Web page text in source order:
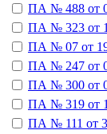
ПА № 488 от
ПА № 323 от
ПА № 07 от
ПА № 247 от
ПА № 300 от
ПА № 319 от
ПА № 111 от